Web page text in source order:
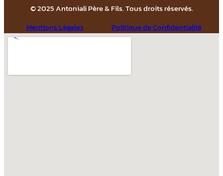
© 2025 Antoniali Père & Fils. Tous droits réservés.
Mentions Légales
Politique de Confidentialité